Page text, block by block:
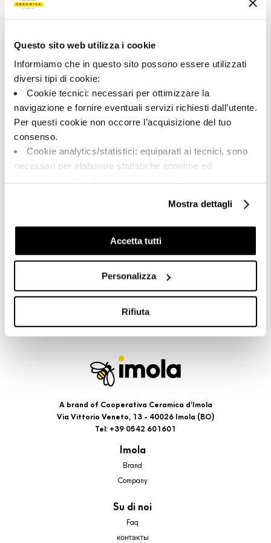
Questo sito web utilizza i cookie
Informiamo che in questo sito possono essere utilizzati
diversi tipi di cookie:
Cookie tecnici: necessari per ottimizzare la
navigazione e fornire eventuali servizi richiesti dall’utente.
Per questi cookie non occorre l’acquisizione del tuo
consenso.
Cookie analytics/statistici: equiparati ai tecnici, sono
necessari per elaborare statistiche anonime ed
Cookie di profilazione/marketing: sono utilizzati, solo
previo tuo consenso, per esaminare le tue abitudini di
navigazione e mostrarti quindi avvisi pubblicitari mirati, in
linea con le tue preferenze.
cookie di profilazione, selezionando uno dei bottoni sotto
riportati. Puoi avere maggiori dettagli visionando
l’Informativa estesa cookie. La chiusura del presente
banner comporterà il permanere dei soli cookie tecnici ed
comunque modificare le tue scelte in qualsiasi momento,
accedendo al link presente nel footer.
Mostra dettagli
Accetta tutti
Personalizza
Rifiuta
192326 | OXYD 60T RM
Коллекция
00924
Коричневый
Типология:
Фон
Формат:
Естественный
Внешний вид поверхности:
Матовый
Разнотон:
Share:
A brand of Cooperativa Ceramica d’Imola
Via Vittorio Veneto, 13 - 40026 Imola (BO)
Tel: +39 0542 601601
Imola
Brand
Company
Su di noi
Faq
контакты